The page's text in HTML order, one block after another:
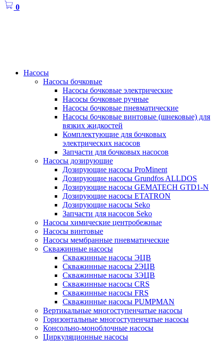
0
Насосы
Насосы бочковые
Насосы бочковые электрические
Насосы бочковые ручные
Насосы бочковые пневматические
Насосы бочковые винтовые (шнековые) для
вязких жидкостей
Комплектующие для бочковых
электрических насосов
Запчасти для бочковых насосов
Насосы дозирующие
Дозирующие насосы ProMinent
Дозирующие насосы Grundfos ALLDOS
Дозирующие насосы GEMATECH GTD1-N
Дозирующие насосы ETATRON
Дозирующие насосы Seko
Запчасти для насосов Seko
Насосы химические центробежные
Насосы винтовые
Насосы мембранные пневматические
Скважинные насосы
Скважинные насосы ЭЦВ
Скважинные насосы 2ЭЦВ
Скважинные насосы 3ЭЦВ
Скважинные насосы CRS
Скважинные насосы FRS
Скважинные насосы PUMPMAN
Вертикальные многоступенчатые насосы
Горизонтальные многоступенчатые насосы
Консольно-моноблочные насосы
Циркуляционные насосы